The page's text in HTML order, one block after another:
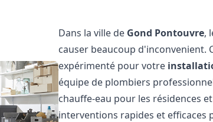
Dans la ville de Gond Pontouvre,
causer beaucoup d'inconvenient.
expérimenté pour votre
équipe de plombiers
chauffe-eau pour les résidences
interventions rapides et efficaces